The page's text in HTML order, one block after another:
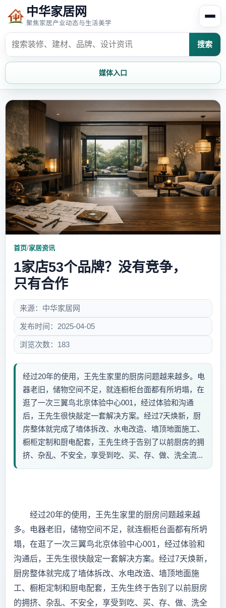
中华家居网
聚焦家居产业动态与生活美学
搜索
媒体入口
首页
家居风水 家居欣赏
时尚饰家 装修设计
家具知识 家居文化
家装攻略 创意家居
首页/家居资讯
1家店53个品牌？没有竞争，
只有合作
来源：中华家居网
发布时间：2025-04-05
浏览次数：183
经过20年的使用，王先生家里的厨房问题越来越多。电
器老旧，储物空间不足，就连橱柜台面都有所坍塌，在
逛了一次三翼鸟北京体验中心001，经过体验和沟通
后，王先生很快敲定一套解决方案。经过7天焕新，厨
房整体就完成了墙体拆改、水电改造、墙顶地面施工、
橱柜定制和厨电配套，王先生终于告别了以前厨房的拥
挤、杂乱、不安全，享受到吃、买、存、做、洗全流...
经过20年的使用，王先生家里的厨房问题越来越
多。电器老旧，储物空间不足，就连橱柜台面都有所坍
塌，在逛了一次三翼鸟北京体验中心001，经过体验和
沟通后，王先生很快敲定一套解决方案。经过7天焕新，
厨房整体就完成了墙体拆改、水电改造、墙顶地面施
工、橱柜定制和厨电配套，王先生终于告别了以前厨房
的拥挤、杂乱、不安全，享受到吃、买、存、做、洗全